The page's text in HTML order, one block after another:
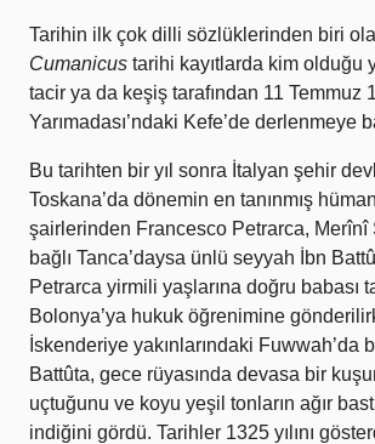
Tarihin ilk çok dilli sözlüklerinden biri
Cumanicus tarihi kayıtlarda kim olduğu
tacir ya da keşiş tarafından 11 Temmuz
Yarımadası’ndaki Kefe’de derlenmeye
Bu tarihten bir yıl sonra İtalyan şehir
Toskana’da dönemin en tanınmış
şairlerinden Francesco Petrarca, Merînî
bağlı Tanca’daysa ünlü seyyah İbn
Petrarca yirmili yaşlarına doğru babası
Bolonya’ya hukuk öğrenimine
İskenderiye yakınlarındaki Fuwwah’da
Battûta, gece rüyasında devasa bir
uçtuğunu ve koyu yeşil tonların ağır
indiğini gördü. Tarihler 1325 yılını